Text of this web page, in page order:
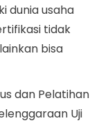
dunia usaha
tidak
bisa
dan Pelatihan
Uji